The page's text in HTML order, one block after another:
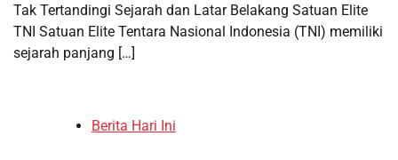
Tak Tertandingi Sejarah dan Latar Belakang Satuan Elite
TNI Satuan Elite Tentara Nasional Indonesia (TNI) memiliki
sejarah panjang […]
Berita Hari Ini